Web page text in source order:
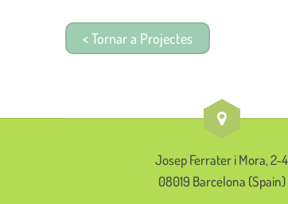
< Tornar a Projectes
Josep Ferrater i Mora, 2-4
08019 Barcelona (Spain)